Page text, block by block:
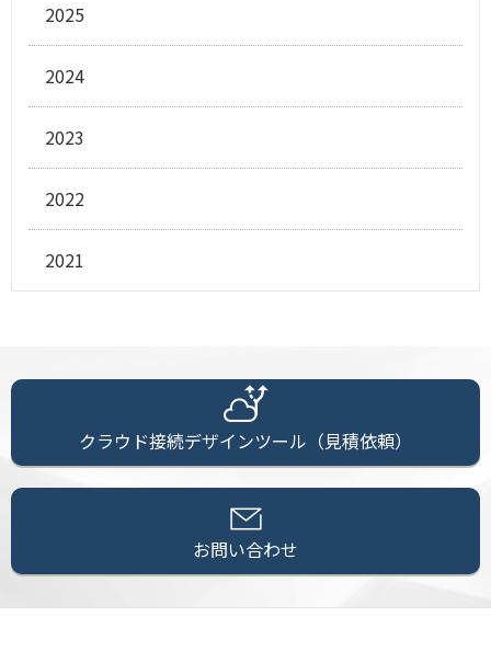
2025
2024
2023
2022
2021
クラウド接続デザインツール（見積依頼）
お問い合わせ